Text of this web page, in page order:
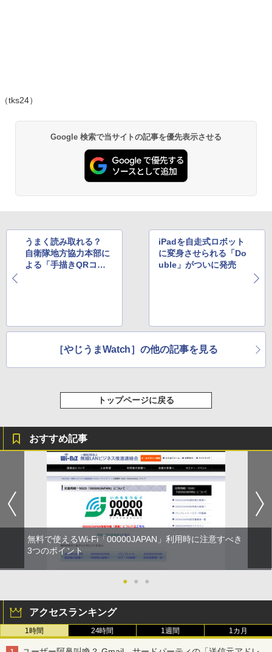
（tks24）
Google 検索で当サイトの記事を優先表示させる
うまく読み取れる？
自衛隊地方協力本部に
よる「手描きQRコー
iPadを自走式ロボット
に変身させられる「Do
uble」がついに発売
［やじうまWatch］の他の記事を見る
トップページに戻る
おすすめ記事
無料で使えるWi-Fi「00000JAPAN」利用時に注意すべき
3つのポイント
● ● ●
アクセスランキング
1時間 24時間 1週間 1カ月